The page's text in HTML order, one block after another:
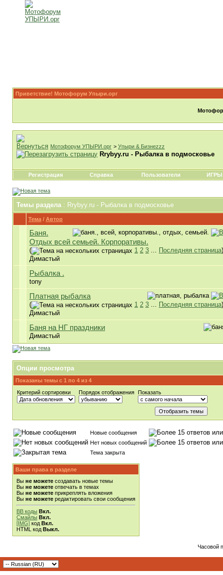
Приветствие! Мотофорум Упыри.орг
Мотофорум УПЫРИ.орг > Упыри & Бизнеzzz
Rrybyy.ru - Рыбалка в подмосковье
Регистрация Справка Пользователи ИГРЫ
Темы раздела: Rrybyy.ru - Рыбалка в подмосковье
Тема / Автор
Баня.
Отдых всей семьей. Корпоративы.
( 1 2 3 ... Последняя страница)
Димастый
Рыбалка .
tony
Платная рыбалка
( 1 2 3 ... Последняя страница)
Димастый
Баня на НГ праздники
Димастый
Опции просмотра
Показаны темы с 1 по 4 из 4
Критерий сортировки
Порядок отображения Показать
Новые сообщения
Нет новых сообщений
Тема закрыта
Ваши права в разделе
Вы не можете создавать новые темы
Вы не можете отвечать в темах
Вы не можете прикреплять вложения
Вы не можете редактировать свои сообщения
BB коды Вкл.
Смайлы Вкл.
[IMG] код Вкл.
HTML код Выкл.
Часовой